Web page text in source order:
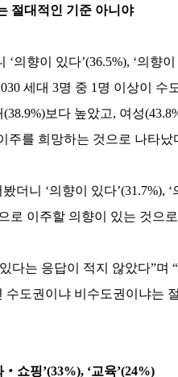
절대적인 기준 아니야
의향이 있다’(36.5%), ‘의향이
세대 3명 중 1명 이상이 수
보다 높았고, 여성
주를 희망하는 것으로 나타났
더니 ‘의향이 있다’(31.7%), ‘
로 이주할 의향이 있는 것으
다는 응답이 적지 않았다”며
도권이냐 비수도권이냐는
‧쇼핑’(33%), ‘교육’(24%)